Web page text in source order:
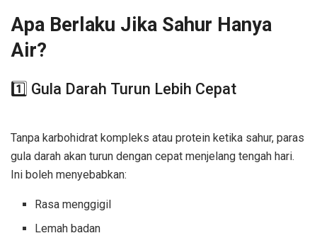
Apa Berlaku Jika Sahur Hanya
Air?
1️⃣ Gula Darah Turun Lebih Cepat
Tanpa karbohidrat kompleks atau protein ketika sahur, paras
gula darah akan turun dengan cepat menjelang tengah hari.
Ini boleh menyebabkan:
Rasa menggigil
Lemah badan